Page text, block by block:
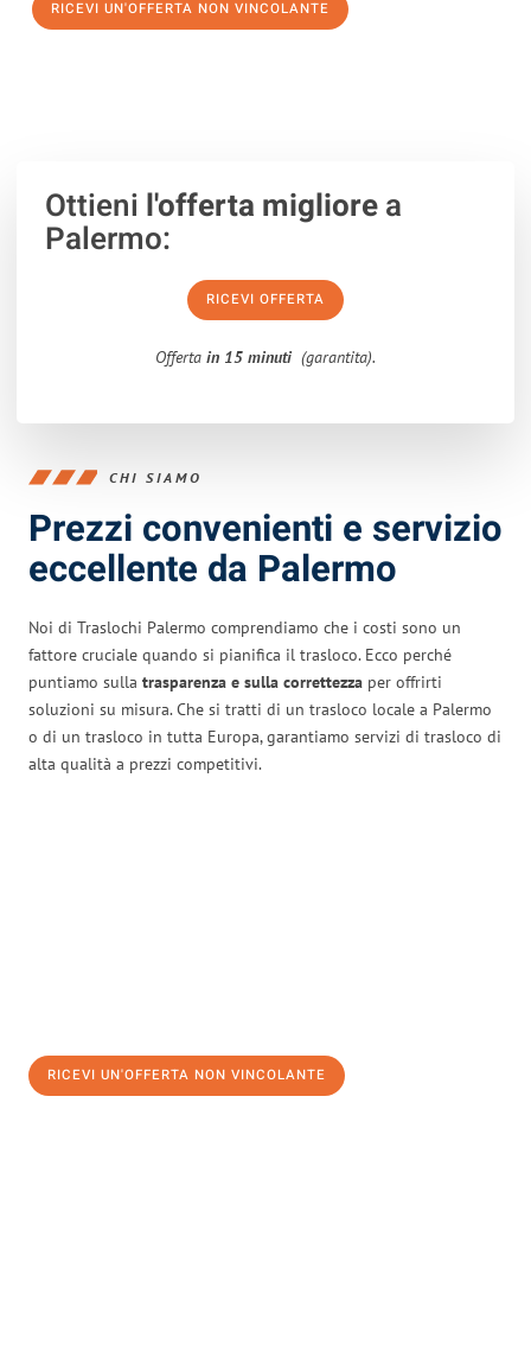
RICEVI UN'OFFERTA NON VINCOLANTE
Ottieni l'offerta migliorea
Palermo:
RICEVI OFFERTA
Offerta in 15 minuti (garantita).
CHI SIAMO
Prezzi convenienti e servizio
eccellente da Palermo
Noi di Traslochi Palermo comprendiamo che i costi sono un
fattore cruciale quando si pianifica il trasloco. Ecco perché
puntiamo sulla trasparenza e sulla correttezza per offrirti
soluzioni su misura. Che si tratti di un trasloco locale a Palermo
o di un trasloco in tutta Europa, garantiamo servizi di trasloco di
alta qualità a prezzi competitivi.
RICEVI UN'OFFERTA NON VINCOLANTE